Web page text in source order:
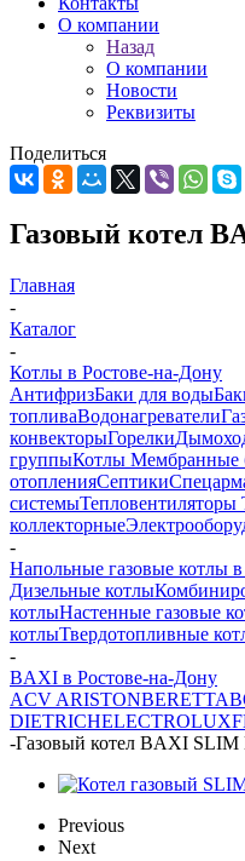
О компании
Назад
О компании
Новости
Реквизиты
Поделиться
Газовый котел
Главная
-
Каталог
-
Котлы в Ростове-на-Дону
АнтифризБаки для воды
топливаВодонагреватели
конвекторыГорелки
группыКотлы Мембранные
отопленияСептики
системыТепловентиляторы
коллекторные
-
Напольные газовые котлы
Дизельные котлы
котлыНастенные газовые
котлыТвердотопливные
-
BAXI в Ростове-на-Дону
ACV ARISTONBERETTA
DIETRICHELECTROLUX
-Газовый котел BAXI SLIM
Previous
Next